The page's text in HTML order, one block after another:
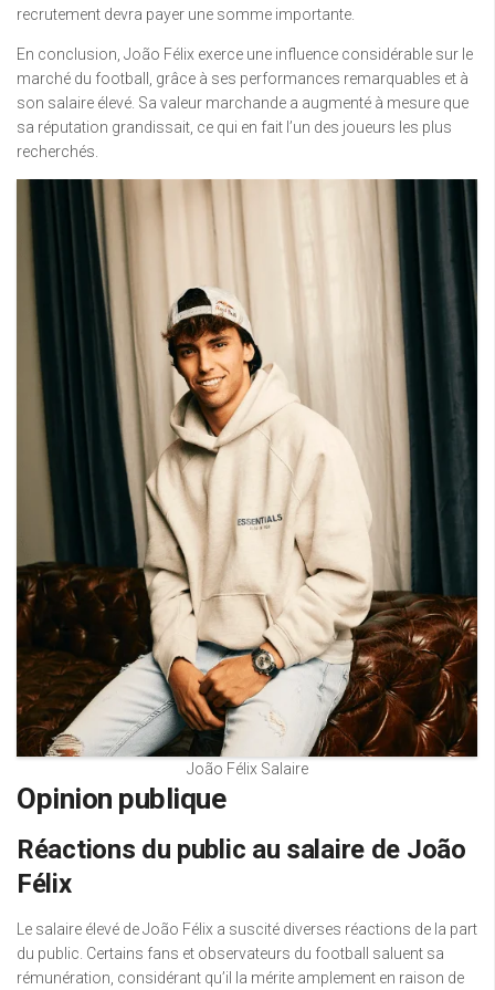
recrutement devra payer une somme importante.
En conclusion, João Félix exerce une influence considérable sur le
marché du football, grâce à ses performances remarquables et à
son salaire élevé. Sa valeur marchande a augmenté à mesure que
sa réputation grandissait, ce qui en fait l’un des joueurs les plus
recherchés.
João Félix Salaire
Opinion publique
Réactions du public au salaire de João
Félix
Le salaire élevé de João Félix a suscité diverses réactions de la part
du public. Certains fans et observateurs du football saluent sa
rémunération, considérant qu’il la mérite amplement en raison de